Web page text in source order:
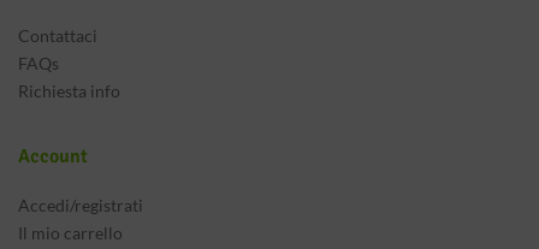
Contattaci
FAQs
Richiesta info
Account
Accedi/registrati
Il mio carrello